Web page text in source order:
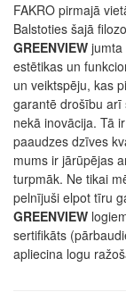
FAKRO pirmajā
Balstoties šajā
GREENVIEW jumta
estētikas un
un veiktspēju, kas
garantē drošību arī
nekā inovācija. Tā
paaudzes dzīves
mums ir jārūpējas
turpmāk. Ne tikai
pelnījuši elpot tīru
GREENVIEW
sertifikāts
apliecina logu